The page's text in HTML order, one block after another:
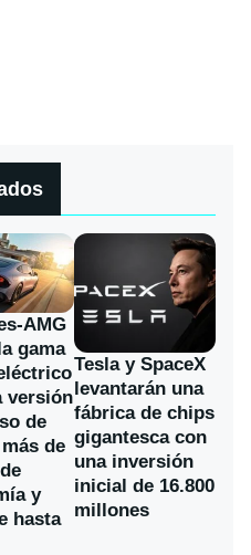
AMG
gama
versión
de
de
y
hasta
Tesla y SpaceX
levantarán una
fábrica de chips
gigantesca con
una inversión
inicial de 16.800
millones